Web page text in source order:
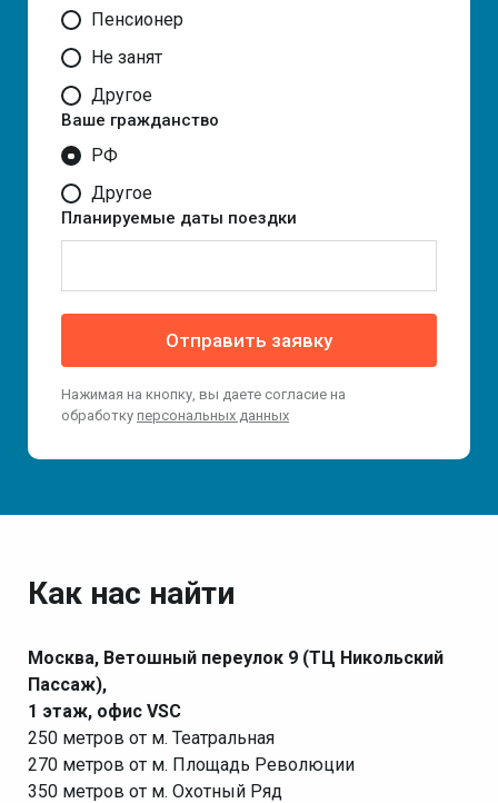
Пенсионер
Не занят
Другое
Ваше гражданство
РФ
Другое
Планируемые даты поездки
Отправить заявку
Нажимая на кнопку, вы даете согласие на
обработку персональных данных
Как нас найти
Москва, Ветошный переулок 9 (ТЦ Никольский
Пассаж),
1 этаж, офис VSC
250 метров от м. Театральная
270 метров от м. Площадь Революции
350 метров от м. Охотный Ряд